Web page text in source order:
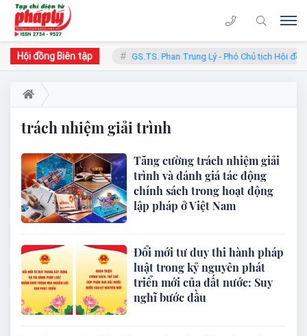
Hội đồng Biên tập
- Chủ tịch Hội đồng GS.TS. Phan Trung Lý - Phó Chủ tịch Hội đồng
trách nhiệm giải trình
Tăng cường trách nhiệm giải
trình và đánh giá tác động
chính sách trong hoạt động
lập pháp ở Việt Nam
Đổi mới tư duy thi hành pháp
luật trong kỷ nguyên phát
triển mới của đất nước: Suy
nghĩ bước đầu